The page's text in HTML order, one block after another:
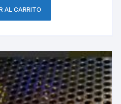
AL CARRITO